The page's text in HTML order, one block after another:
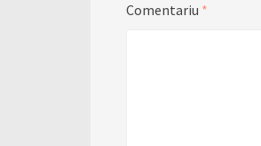
Comentariu *